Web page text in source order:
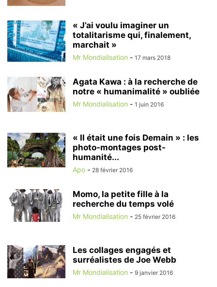
« J’ai voulu imaginer un
totalitarisme qui, finalement,
marchait »
Mr Mondialisation - 17 mars 2018
Agata Kawa : à la recherche de
notre « humanimalité » oubliée
Mr Mondialisation - 1 juin 2016
« Il était une fois Demain » : les
photo-montages post-
humanité...
Apo - 28 février 2016
Momo, la petite fille à la
recherche du temps volé
Mr Mondialisation - 25 février 2016
Les collages engagés et
surréalistes de Joe Webb
Mr Mondialisation - 9 janvier 2016